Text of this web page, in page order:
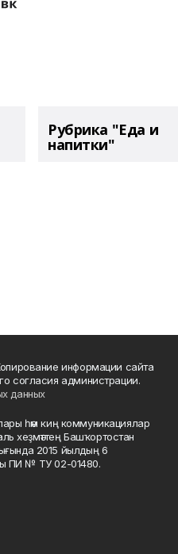
Рубрика "Еда и
напитки"
информации сайта
согласия администрации.
данных
һәм киң коммуникациялар
хеҙмәттең Башҡортостан
2015 йылдың 6
ПИ № ТУ 02-01480.